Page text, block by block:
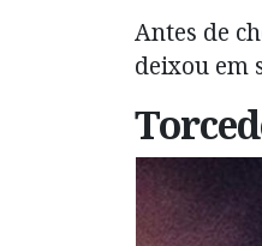
Antes de
deixou em